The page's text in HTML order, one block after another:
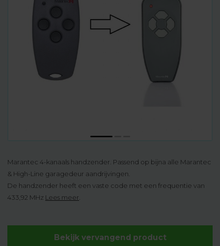
Marantec 4-kanaals handzender. Passend op bijna alle Marantec
& High-Line garagedeur aandrijvingen.
De handzender heeft een vaste code met een frequentie van
433,92 MHz Lees meer
Bekijk vervangend product